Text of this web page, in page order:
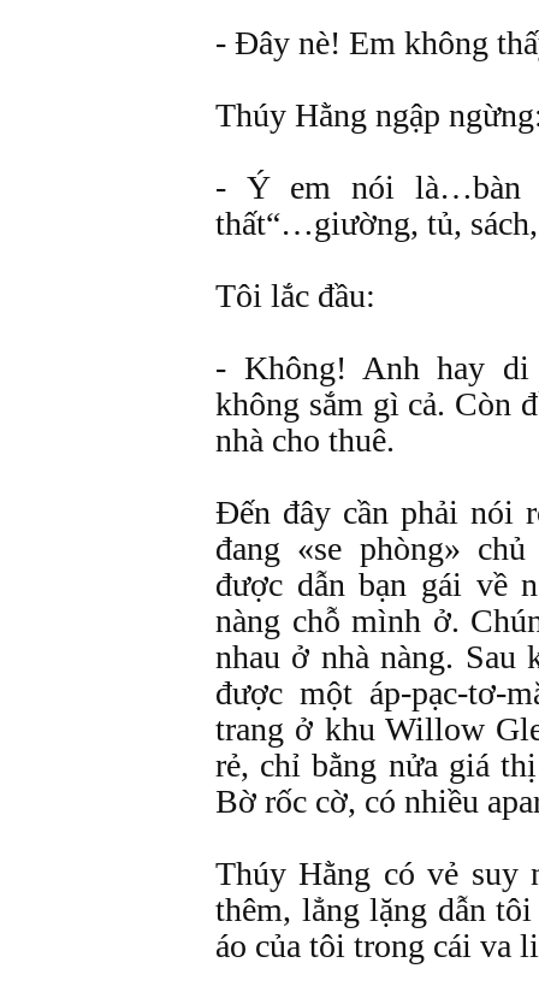
- Đây nè! Em không
Thúy Hằng ngập
- Ý em nói là…bàn
thất“…giường, tủ,
Tôi lắc đầu:
- Không! Anh hay
không sắm gì cả. Còn
nhà cho thuê.
Đến đây cần phải nói
đang «se phòng»
được dẫn bạn gái về
nàng chỗ mình ở.
nhau ở nhà nàng.
được một áp-pạc-tơ-
trang ở khu Willow
rẻ, chỉ bằng nửa giá
Bờ rốc cờ, có nhiều
Thúy Hằng có vẻ suy
thêm, lẳng lặng dẫn
áo của tôi trong cái va